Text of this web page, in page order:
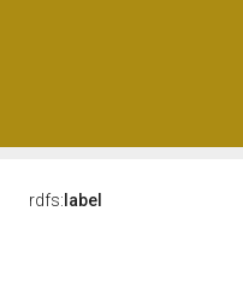
rdfs: label